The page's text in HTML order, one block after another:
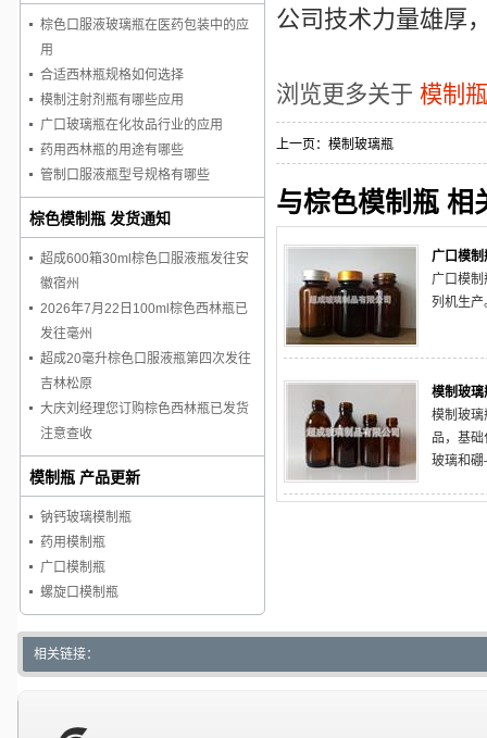
公司技术力量雄厚
浏览更多关于 模制瓶
上一页： 模制玻璃瓶
与棕色模制瓶 相
广口模制
广口模制
列机生产
模制玻璃
模制玻璃
品，基
玻璃和
素。
棕色口服液玻璃瓶在医药包装中的应
用
合适西林瓶规格如何选择
模制注射剂瓶有哪些应用
广口玻璃瓶在化妆品行业的应用
药用西林瓶的用途有哪些
管制口服液瓶型号规格有哪些
棕色模制瓶 发货通知
超成600箱30ml棕色口服液瓶发往安
徽宿州
2026年7月22日100ml棕色西林瓶已
发往毫州
超成20毫升棕色口服液瓶第四次发往
吉林松原
大庆刘经理您订购棕色西林瓶已发货
注意查收
模制瓶 产品更新
钠钙玻璃模制瓶
药用模制瓶
广口模制瓶
螺旋口模制瓶
相关链接：